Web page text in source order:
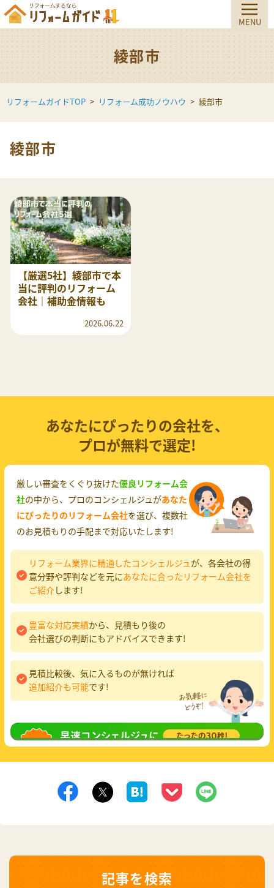
綾部市
リフォームガイドTOP リフォーム成功ノウハウ 綾部市
綾部市
【厳選5社】綾部市で本
当に評判のリフォーム
会社｜補助金情報も
2026.06.22
あなたにぴったりの会社を、
プロが無料で選定!
厳しい審査をくぐり抜けた優良リフォーム会
社の中から、プロのコンシェルジュがあなた
にぴったりのリフォーム会社を選び、複数社
のお見積もりの手配まで対応いたします!
リフォーム業界に精通したコンシェルジュ が、各会社の得
意分野や評判などを元にあなたに合ったリフォーム会社を
ご紹介します!
豊富な対応実績から、見積もり後の
会社選びの判断にもアドバイスできます!
見積比較後、気に入るものが無ければ
追加紹介も可能です!
無料相談してみる
記事を検索